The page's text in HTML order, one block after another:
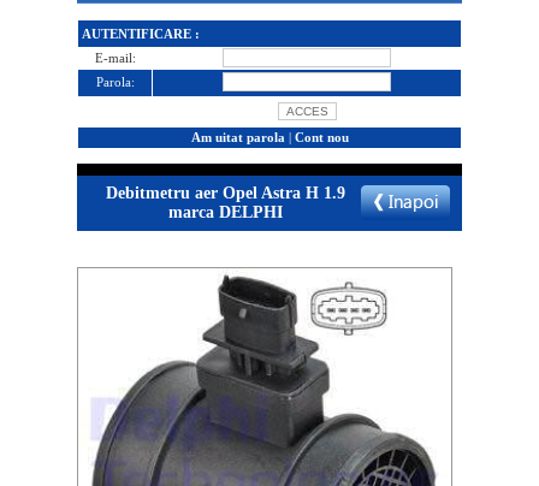
AUTENTIFICARE :
E-mail:
Parola:
Am uitat parola | Cont nou
Debitmetru aer Opel Astra H 1.9
marca DELPHI